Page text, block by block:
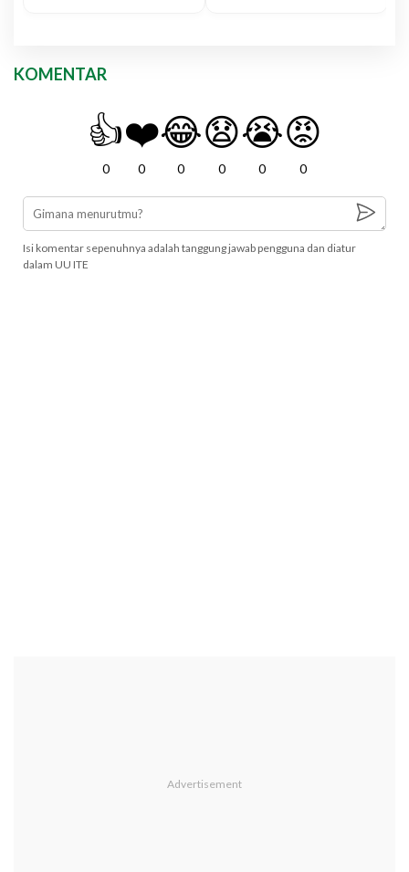
KOMENTAR
👍
0
❤️
0
😂
0
😧
0
😭
0
😡
0
Isi komentar sepenuhnya adalah tanggung jawab pengguna dan diatur
dalam UU ITE